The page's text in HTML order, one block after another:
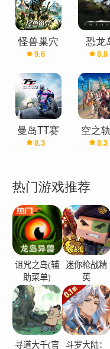
怪兽巢穴
（恐龙岛异
兽-巨兽
岛）
9.6
恐龙
(Steam
版)
8.8
曼岛TT赛
事：边缘竞
8.3
空之
the 1st
8.3
热门游戏推荐
诅咒之岛(辅
助菜单)
迷你枪战精
英
寻道大千(官 斗罗大陆：